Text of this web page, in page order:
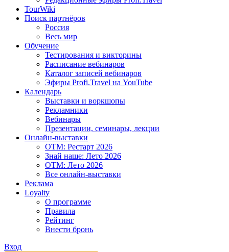
TourWiki
Поиск партнёров
Россия
Весь мир
Обучение
Тестирования и викторины
Расписание вебинаров
Каталог записей вебинаров
Эфиры Profi.Travel на YouTube
Календарь
Выставки и воркшопы
Рекламники
Вебинары
Презентации, семинары, лекции
Онлайн-выставки
OTM: Рестарт 2026
Знай наше: Лето 2026
OTM: Лето 2026
Все онлайн-выставки
Реклама
Loyalty
О программе
Правила
Рейтинг
Внести бронь
Вход